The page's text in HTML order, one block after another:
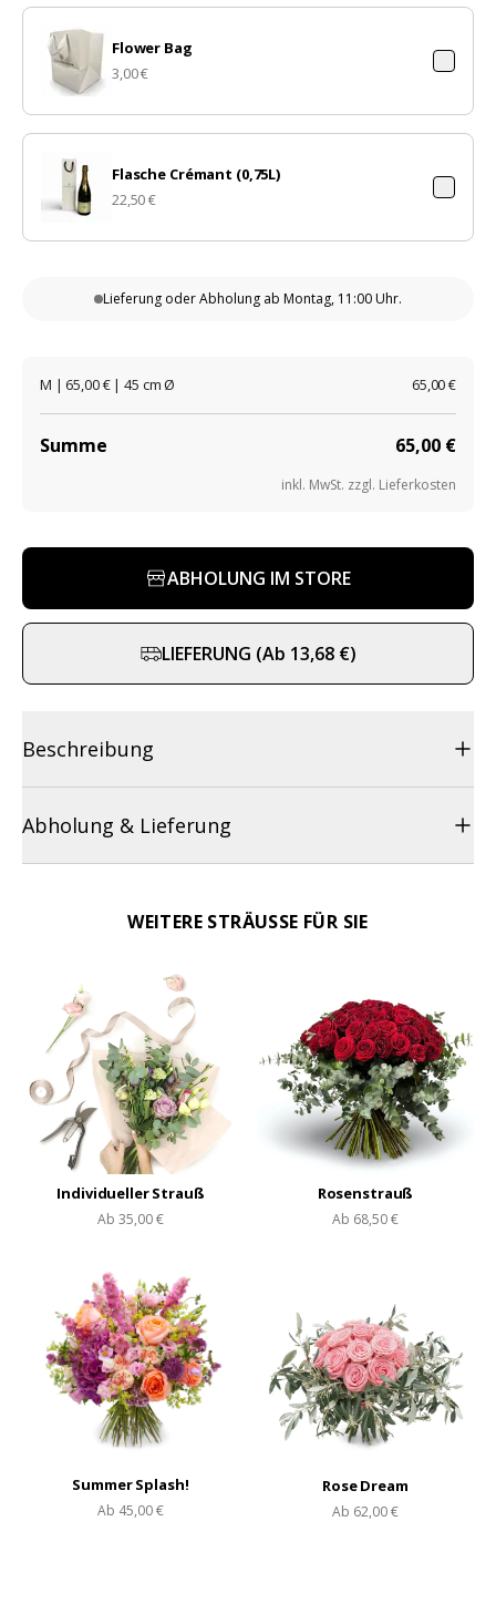
Flower Bag
3,00 €
Flasche Crémant (0,75L)
22,50 €
Lieferung oder Abholung ab Montag, 11:00 Uhr.
M | 65,00 € | 45 cm Ø 65,00 €
Summe 65,00 €
inkl. MwSt. zzgl. Lieferkosten
ABHOLUNG IM STORE
LIEFERUNG (Ab 13,68 €)
Beschreibung
Abholung & Lieferung
WEITERE STRÄUSSE FÜR SIE
Individueller Strauß
Ab 35,00 €
Rosenstrauß
Ab 68,50 €
Summer Splash!
Ab 45,00 €
Rose Dream
Ab 62,00 €